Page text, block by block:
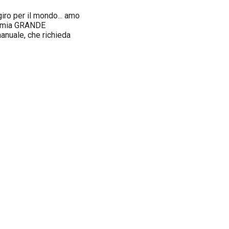
per il mondo... amo
GRANDE
che richieda